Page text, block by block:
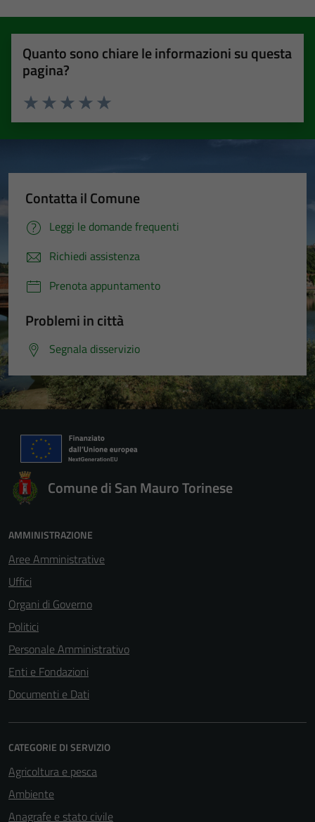
Quanto sono chiare le informazioni su questa
pagina?
Valuta 5 stelle su 5
Valuta 4 stelle su 5
Valuta 3 stelle su 5
Valuta 2 stelle su 5
Valuta 1 stelle su 5
Contatta il Comune
Leggi le domande frequenti
Richiedi assistenza
Prenota appuntamento
Problemi in città
Segnala disservizio
Comune di San Mauro Torinese
AMMINISTRAZIONE
Aree Amministrative
Uffici
Organi di Governo
Politici
Personale Amministrativo
Enti e Fondazioni
Documenti e Dati
CATEGORIE DI SERVIZIO
Agricoltura e pesca
Ambiente
Anagrafe e stato civile